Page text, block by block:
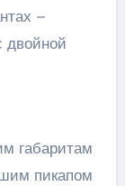
–
двойной
габаритам
пикапом